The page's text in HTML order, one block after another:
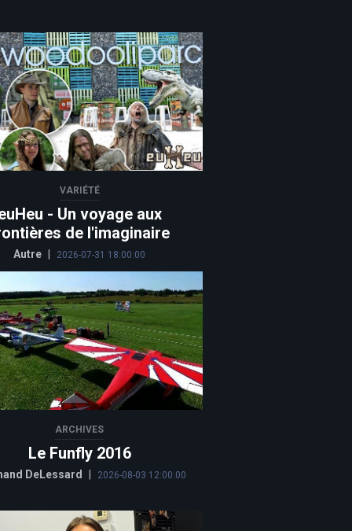
VARIÉTÉ
- Un voyage aux
de l'imaginaire
Autre 2026-07-31 18:00:00
ARCHIVES
Le Funfly 2016
DeLessard 2026-08-03 12:00:00